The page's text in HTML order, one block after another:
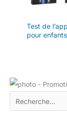
Test de
pour enfants